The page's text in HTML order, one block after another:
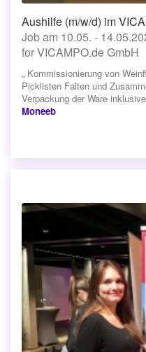
Aushilfe (m/w/d) im
Job am 10.05. -
for VICAMPO.de GmbH
„ Kommissionierung von
Picklisten Falten und
Verpackung der Ware
Moneeb